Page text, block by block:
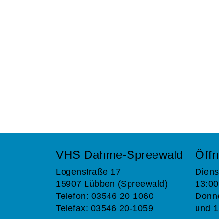
VHS Dahme-Spreewald
Logenstraße 17
15907 Lübben (Spreewald)
Telefon: 03546 20-1060
Telefax: 03546 20-1059
und